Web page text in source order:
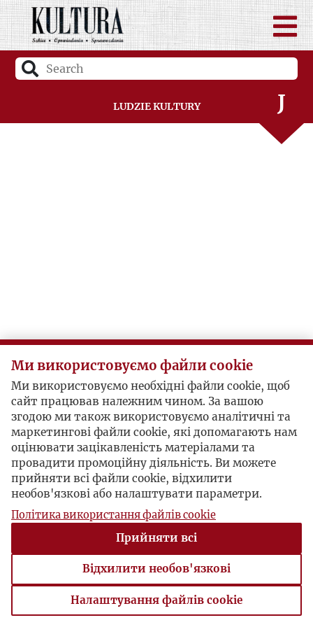
Ludzie Kultury
H
I
J
K
O
R
T
U
Ми використовуємо файли cookie
Ми використовуємо необхідні файли cookie, щоб
сайт працював належним чином. За вашою
згодою ми також використовуємо аналітичні та
маркетингові файли cookie, які допомагають нам
оцінювати зацікавленість матеріалами та
провадити промоційну діяльність. Ви можете
прийняти всі файли cookie, відхилити
необов'язкові або налаштувати параметри.
Політика використання файлів cookie
Прийняти всі
Відхилити необов'язкові
Налаштування файлів cookie
Налаштування файлів cookie